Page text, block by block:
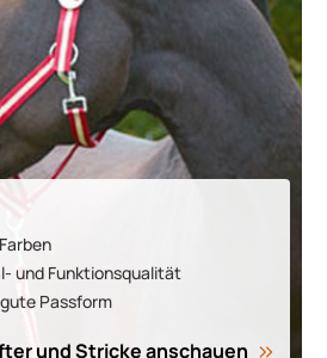
und Funk­tions­quali­tät
Pass­form
und Stricke an­schauen